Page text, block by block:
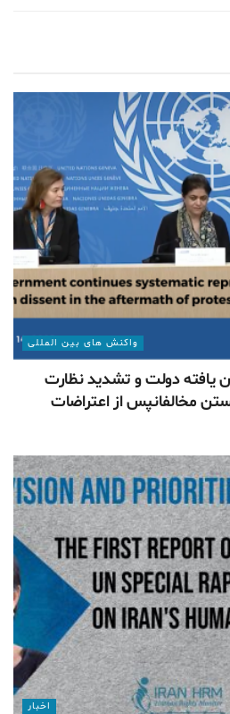
واکنش های بین المللی
یافته دولت و تشدید نظارت
از اعتراضات
اخبار